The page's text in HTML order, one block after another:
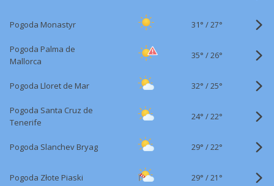
Pogoda Monastyr 31° /27°
Pogoda Palma de
Mallorca
35° /26°
Pogoda Lloret de Mar 32° /25°
Pogoda Santa Cruz de
Tenerife
24° /22°
Pogoda Slanchev Bryag 29° /22°
Pogoda Złote Piaski 29° /21°